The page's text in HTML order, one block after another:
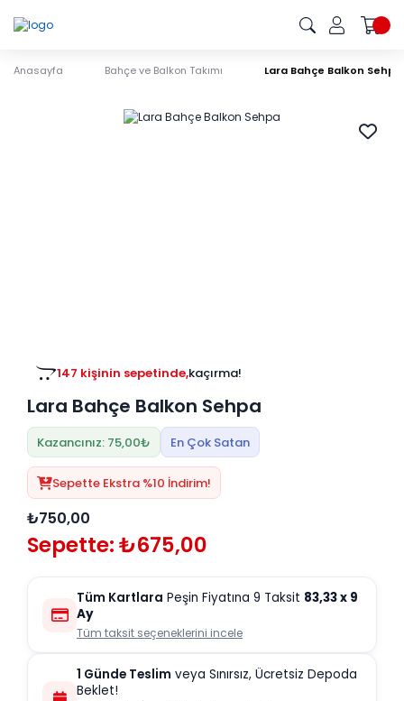
Anasayfa Bahçe ve Balkon Takımı Lara Bahçe Balkon Sehpa
147 kişinin sepetinde,kaçırma!
Lara Bahçe Balkon Sehpa
Kazancınız: 75,00₺ En Çok Satan
Sepette Ekstra %10 İndirim!
₺750,00
Sepette: ₺675,00
Tüm Kartlara Peşin Fiyatına 9 Taksit 83,33x 9
Ay
Tüm taksit seçeneklerini incele
1 Günde Teslim veya Sınırsız, Ücretsiz Depoda
Beklet!